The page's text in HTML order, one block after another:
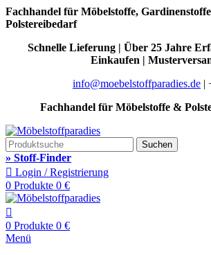
Fachhandel für Möbelstoffe,
Polstereibedarf
Schnelle Lieferung | Über 25 Jahre
Einkaufen |
info@moebelstoffparadies.de |
Fachhandel für Möbelstoffe &
Suchen
» Stoff-Finder
Login / Registrierung
0 Produkte 0 €
0 Produkte 0 €
Menü
SALE: Aktuelle Stoff-Angebote mit